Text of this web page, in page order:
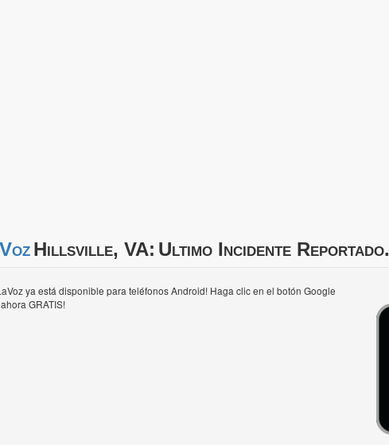
Hillsville, VA: Ultimo Incidente Reportado.
ya está disponible para teléfonos Android! Haga clic en el botón Google
GRATIS!